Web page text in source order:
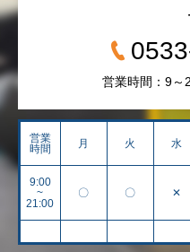
営業時間：9
営業
時間
月 火 水
9:00
~
21:00
〇 〇 ✕